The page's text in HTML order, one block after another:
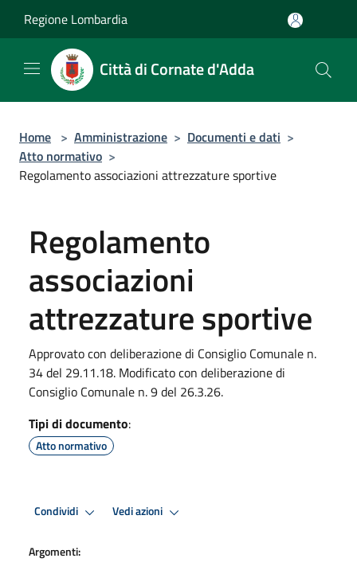
Regione Lombardia
Città di Cornate d'Adda
Home > Amministrazione > Documenti e dati >
Atto normativo >
Regolamento associazioni attrezzature sportive
Regolamento
associazioni
attrezzature sportive
Approvato con deliberazione di Consiglio Comunale n.
34 del 29.11.18. Modificato con deliberazione di
Consiglio Comunale n. 9 del 26.3.26.
Tipi di documento:
Atto normativo
Condividi Vedi azioni
Argomenti: